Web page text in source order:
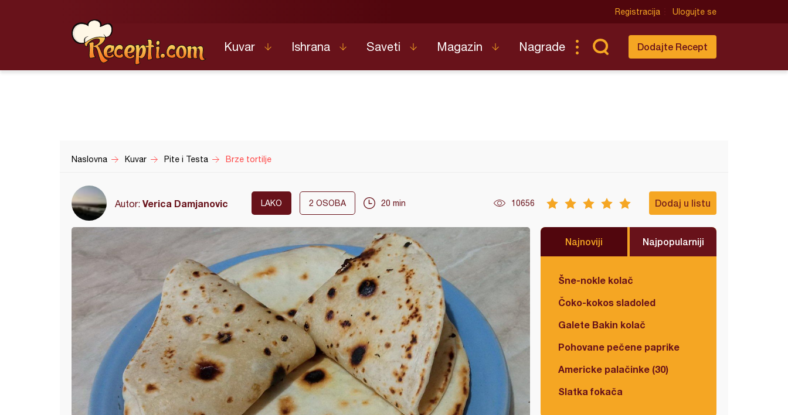
Registracija Ulogujte se
Kuvar Ishrana Saveti Magazin Nagrade Dodajte Recept
Naslovna Kuvar Pite i Testa Brze tortilje
Autor: Verica Damjanovic LAKO 2 OSOBA 20 min 10656 Dodaj u listu
Najnoviji Najpopularniji
Šne-nokle kolač
Čoko-kokos sladoled
Galete Bakin kolač
Pohovane pečene paprike
Americke palačinke (30)
Slatka fokača